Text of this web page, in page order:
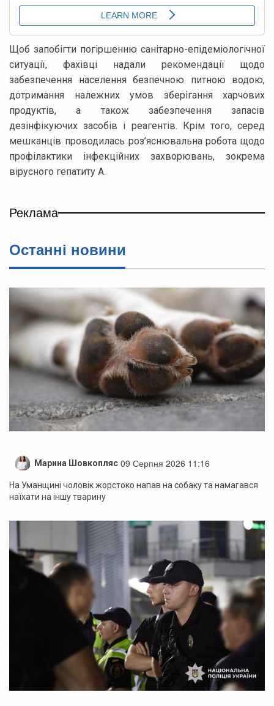
Щоб запобігти погіршенню санітарно-епідеміологічної
ситуації, фахівці надали рекомендації щодо
забезпечення населення безпечною питною водою,
дотримання належних умов зберігання харчових
продуктів, а також забезпечення запасів
дезінфікуючих засобів і реагентів. Крім того, серед
мешканців проводилась роз’яснювальна робота щодо
профілактики інфекційних захворювань, зокрема
вірусного гепатиту А.
Реклама
Останні новини
Марина Шовкопляс 09 Серпня 2026 11:16
На Уманщині чоловік жорстоко напав на собаку та намагався
наїхати на іншу тварину